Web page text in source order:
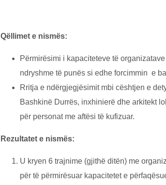
Qëllimet e nismës:
Përmirësimi i kapaciteteve të
ndryshme të punës si edhe forcimmin e
Rritja e ndërgjegjësimit mbi cështjen e
Bashkinë Durrës, inxhinierë dhe arkitekt
për personat me aftësi të kufizuar.
Rezultatet e nismës:
U kryen 6 trajnime (gjithё ditёn) me
pёr tё pёrmirёsuar kapacitetet e
Sing up for our emails and get